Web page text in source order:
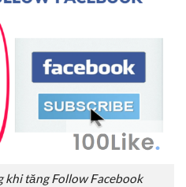
khi tăng Follow Facebook